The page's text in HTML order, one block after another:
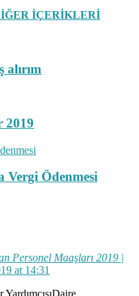
İÇERİKLERİ
2019
Vergi Ödenmesi
Personel Maaşları 2019 |
at 14:31